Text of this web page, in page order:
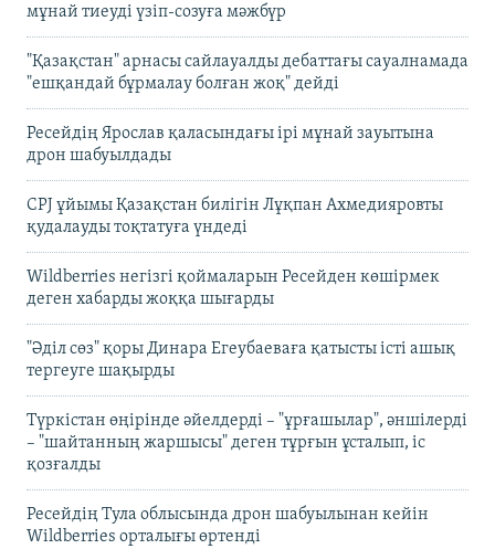
мұнай тиеуді үзіп-созуға мәжбүр
"Қазақстан" арнасы сайлауалды дебаттағы сауалнамада
"ешқандай бұрмалау болған жоқ" дейді
Ресейдің Ярослав қаласындағы ірі мұнай зауытына
дрон шабуылдады
CPJ ұйымы Қазақстан билігін Лұқпан Ахмедияровты
қудалауды тоқтатуға үндеді
Wildberries негізгі қоймаларын Ресейден көшірмек
деген хабарды жоққа шығарды
"Әділ сөз" қоры Динара Егеубаеваға қатысты істі ашық
тергеуге шақырды
Түркістан өңірінде әйелдерді – "ұрғашылар", әншілерді
– "шайтанның жаршысы" деген тұрғын ұсталып, іс
қозғалды
Ресейдің Тула облысында дрон шабуылынан кейін
Wildberries орталығы өртенді